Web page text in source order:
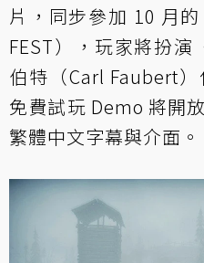
片，同步參加 10 月的
FEST），玩家將扮
伯特（Carl Faubert
免費試玩 Demo 將開
繁體中文字幕與介面。